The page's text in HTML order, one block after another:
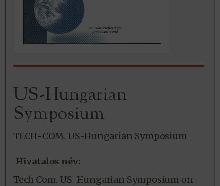
US-Hungarian
Symposium
TECH-COM. US-Hungarian Symposium
Hivatalos név:
Tech Com. US-Hungarian Symposium on